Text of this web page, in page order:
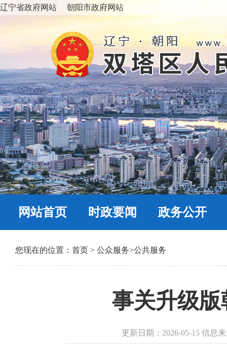
辽宁省政府网站 朝阳市政府网站
网站首页 时政要闻 政务公开
您现在的位置： 首页 > 公众服务>公共服务
事关升级
更新日期：2026-05-15 信息